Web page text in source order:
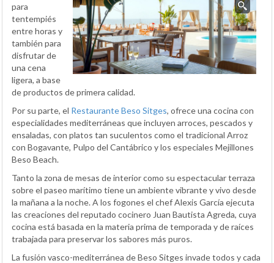
para
tentempiés
entre horas y
también para
disfrutar de
una cena
ligera, a base
de productos de primera calidad.
Por su parte, el Restaurante Beso Sitges, ofrece una cocina con
especialidades mediterráneas que incluyen arroces, pescados y
ensaladas, con platos tan suculentos como el tradicional Arroz
con Bogavante, Pulpo del Cantábrico y los especiales Mejillones
Beso Beach.
Tanto la zona de mesas de interior como su espectacular terraza
sobre el paseo marítimo tiene un ambiente vibrante y vivo desde
la mañana a la noche. A los fogones el chef Alexis García ejecuta
las creaciones del reputado cocinero Juan Bautista Agreda, cuya
cocina está basada en la materia prima de temporada y de raíces
trabajada para preservar los sabores más puros.
La fusión vasco-mediterránea de Beso Sitges invade todos y cada